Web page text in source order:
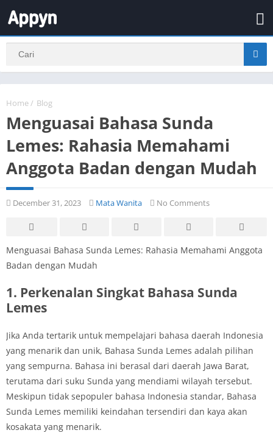
Home / Blog
Menguasai Bahasa Sunda
Lemes: Rahasia Memahami
Anggota Badan dengan Mudah
December 31, 2023 Mata Wanita No Comments
Menguasai Bahasa Sunda Lemes: Rahasia Memahami Anggota
Badan dengan Mudah
1. Perkenalan Singkat Bahasa Sunda
Lemes
Jika Anda tertarik untuk mempelajari bahasa daerah Indonesia
yang menarik dan unik, Bahasa Sunda Lemes adalah pilihan
yang sempurna. Bahasa ini berasal dari daerah Jawa Barat,
terutama dari suku Sunda yang mendiami wilayah tersebut.
Meskipun tidak sepopuler bahasa Indonesia standar, Bahasa
Sunda Lemes memiliki keindahan tersendiri dan kaya akan
kosakata yang menarik.